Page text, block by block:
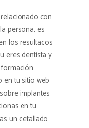
con
persona, es
los resultados
eres dentista y
en tu sitio web
implantes
en tu
un detallado